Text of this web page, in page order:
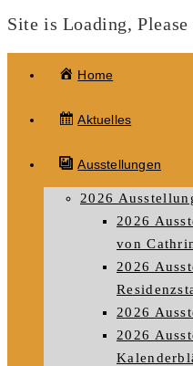
Site is Loading,
Home
Aktuelles
Ausstellungen
2026
2026
von
2026
2026
2026